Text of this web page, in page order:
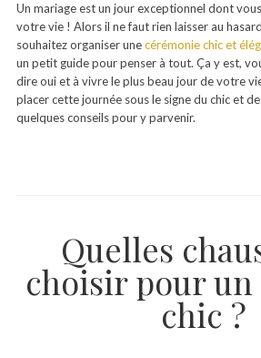
Un mariage est un jour exceptionnel dont
votre vie ! Alors il ne faut rien laisser au
souhaitez organiser unecérémonie chic et
un petit guide pour penser à tout. Ça y est,
dire oui et à vivre le plus beau jour de votre
placer cette journée sous le signe du chic et de
quelques conseils pour y parvenir.
Quelles
choisir pour un
chic ?